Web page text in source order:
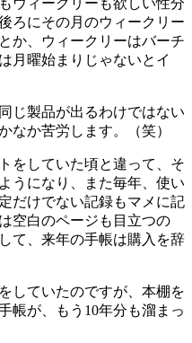
ウィークリーも欲しい性分
ろにその月のウィークリー
か、ウィークリーはバーチ
月曜始まりじゃないとイ
じ製品が出るわけではない
なか苦労します。（笑）
をしていた頃と違って、そ
うになり、また毎年、使い
だけでない記録もマメに記
空白のページも目立つの
て、来年の手帳は購入を辞
していたのですが、本棚を
帳が、もう10年分も溜まっ